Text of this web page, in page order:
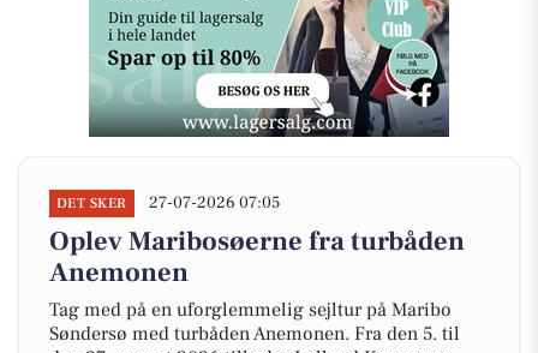
DET SKER 27-07-2026 07:05
Oplev Maribosøerne fra turbåden
Anemonen
Tag med på en uforglemmelig sejltur på Maribo
Søndersø med turbåden Anemonen. Fra den 5. til